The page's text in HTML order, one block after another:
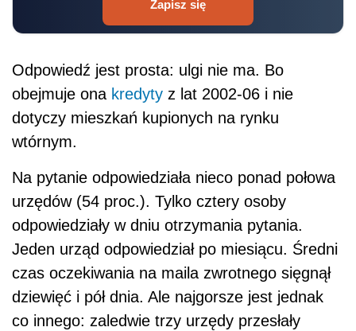
Zapisz się
Odpowiedź jest prosta: ulgi nie ma. Bo
obejmuje ona kredyty z lat 2002-06 i nie
dotyczy mieszkań kupionych na rynku
wtórnym.
Na pytanie odpowiedziała nieco ponad połowa
urzędów (54 proc.). Tylko cztery osoby
odpowiedziały w dniu otrzymania pytania.
Jeden urząd odpowiedział po miesiącu. Średni
czas oczekiwania na maila zwrotnego sięgnął
dziewięć i pół dnia. Ale najgorsze jest jednak
co innego: zaledwie trzy urzędy przesłały